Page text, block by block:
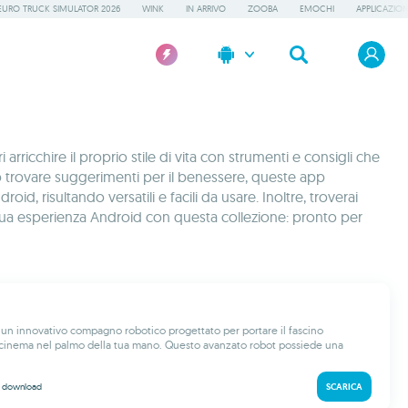
TRUCK SIMULATOR 2026 WINK IN ARRIVO ZOOBA EMOCHI
il proprio stile di vita con strumenti e consigli che
suggerimenti per il benessere, queste app
risultando versatili e facili da usare. Inoltre, troverai
esperienza Android con questa collezione: pronto per
un innovativo compagno robotico progettato per portare il fascino
nel palmo della tua mano. Questo avanzato robot possiede una
download SCARICA